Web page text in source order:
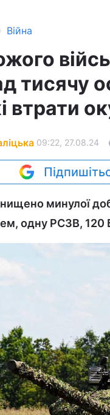
› Війна
тисячу
втрати
09:22, 27.08.24
минулої
одну РСЗВ,